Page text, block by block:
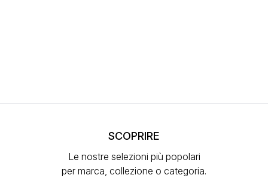
SCOPRIRE
Le nostre selezioni più popolari
per marca, collezione o categoria.